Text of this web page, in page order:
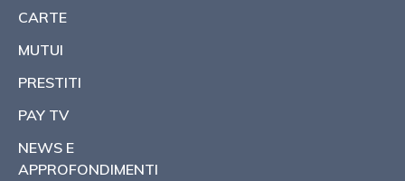
CARTE
MUTUI
PRESTITI
PAY TV
NEWS E
APPROFONDIMENTI